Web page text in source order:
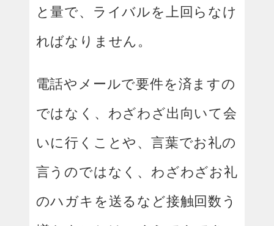
と量で、ライバルを上回らなけ
ればなりません。
電話やメールで要件を済ますの
ではなく、わざわざ出向いて会
いに行くことや、言葉でお礼の
言うのではなく、わざわざお礼
のハガキを送るなど接触回数う